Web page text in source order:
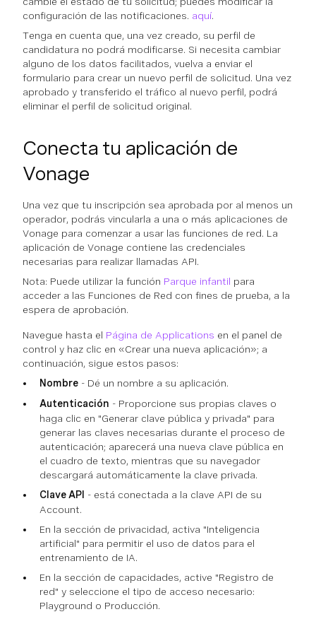
configuración de las notificaciones. aquí.
Tenga en cuenta que, una vez creado, su perfil de
candidatura no podrá modificarse. Si necesita cambiar
alguno de los datos facilitados, vuelva a enviar el
formulario para crear un nuevo perfil de solicitud. Una vez
aprobado y transferido el tráfico al nuevo perfil, podrá
eliminar el perfil de solicitud original.
Conecta tu aplicación de
Vonage
Una vez que tu inscripción sea aprobada por al menos un
operador, podrás vincularla a una o más aplicaciones de
Vonage para comenzar a usar las funciones de red. La
aplicación de Vonage contiene las credenciales
necesarias para realizar llamadas API.
Nota: Puede utilizar la función Parque infantil para
acceder a las Funciones de Red con fines de prueba, a la
espera de aprobación.
Navegue hasta el Página de Applications en el panel de
control y haz clic en «Crear una nueva aplicación»; a
continuación, sigue estos pasos:
Nombre - Dé un nombre a su aplicación.
Autenticación - Proporcione sus propias claves o
haga clic en "Generar clave pública y privada" para
generar las claves necesarias durante el proceso de
autenticación; aparecerá una nueva clave pública en
el cuadro de texto, mientras que su navegador
descargará automáticamente la clave privada.
Clave API - está conectada a la clave API de su
Account.
En la sección de privacidad, activa "Inteligencia
artificial" para permitir el uso de datos para el
entrenamiento de IA.
En la sección de capacidades, active "Registro de
red" y seleccione el tipo de acceso necesario:
Playground o Producción.